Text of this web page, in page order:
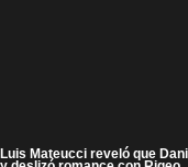
Luis Mateucci reveló que